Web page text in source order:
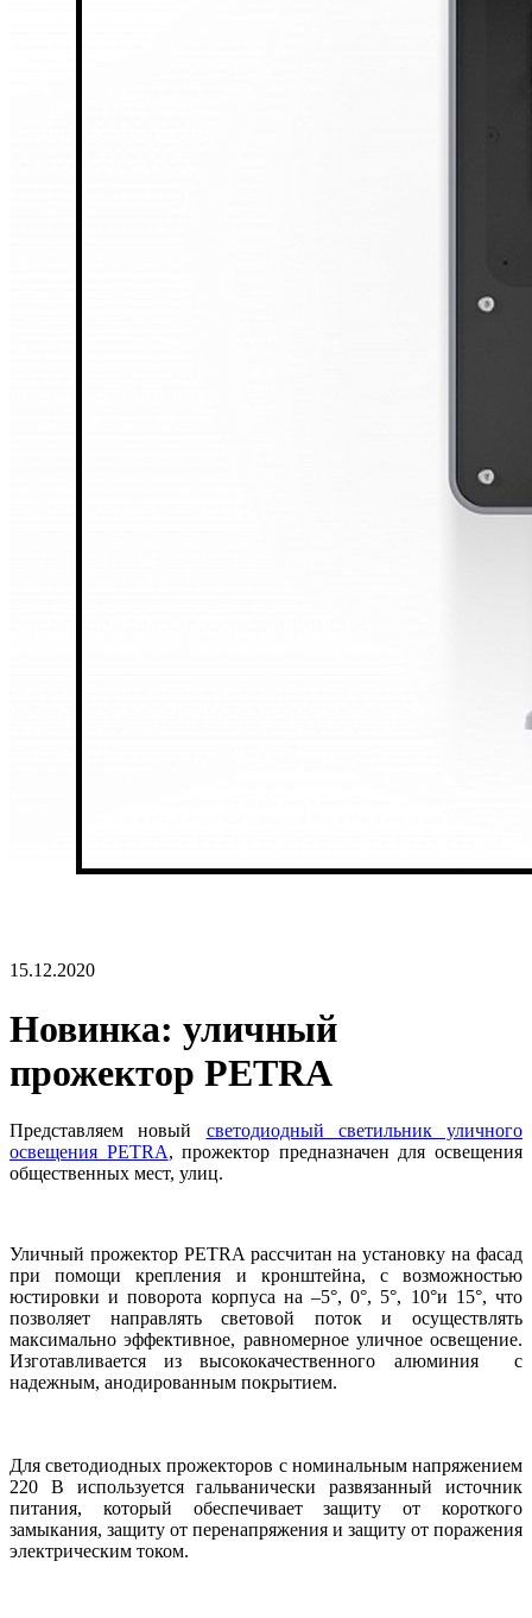
15.12.2020
Новинка: уличный
прожектор PETRA
Представляем новый светодиодный светильник уличного
освещения PETRA, прожектор предназначен для освещения
общественных мест, улиц.
Уличный прожектор PETRA рассчитан на установку на фасад
при помощи крепления и кронштейна, с возможностью
юстировки и поворота корпуса на –5°, 0°, 5°, 10°и 15°, что
позволяет направлять световой поток и осуществлять
максимально эффективное, равномерное уличное освещение.
Изготавливается из высококачественного алюминия с
надежным, анодированным покрытием.
Для светодиодных прожекторов с номинальным напряжением
220 В используется гальванически развязанный источник
питания, который обеспечивает защиту от короткого
замыкания, защиту от перенапряжения и защиту от поражения
электрическим током.